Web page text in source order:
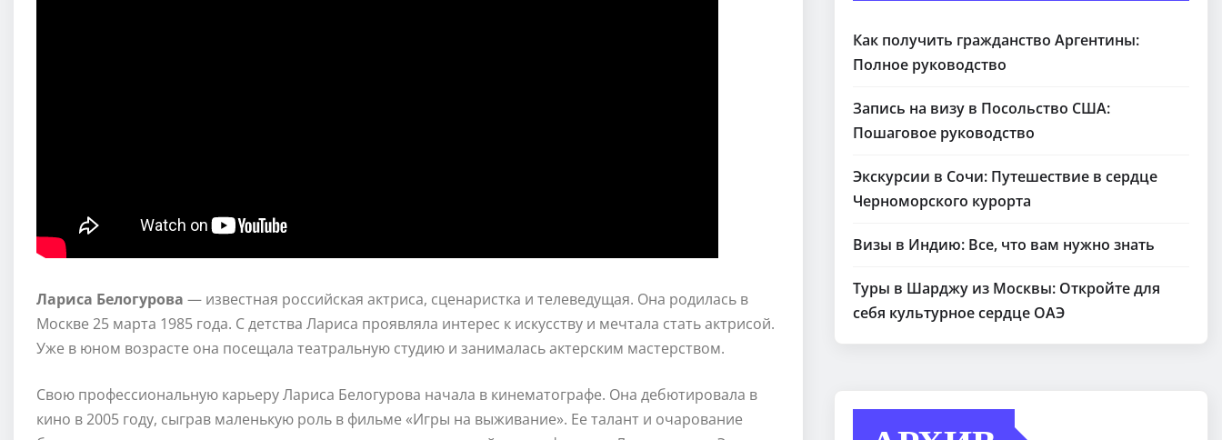
Лариса Белогурова — известная российская актриса, сценаристка и телеведущая. Она родилась в
Москве 25 марта 1985 года. С детства Лариса проявляла интерес к искусству и мечтала стать актрисой.
Уже в юном возрасте она посещала театральную студию и занималась актерским мастерством.
Свою профессиональную карьеру Лариса Белогурова начала в кинематографе. Она дебютировала в
кино в 2005 году, сыграв маленькую роль в фильме «Игры на выживание». Ее талант и очарование
Как получить гражданство Аргентины:
Полное руководство
Запись на визу в Посольство США:
Пошаговое руководство
Экскурсии в Сочи: Путешествие в сердце
Черноморского курорта
Визы в Индию: Все, что вам нужно знать
Туры в Шарджу из Москвы: Откройте для
себя культурное сердце ОАЭ